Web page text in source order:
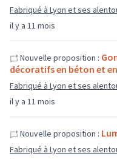
il y a 11 mois
Fabriqué à Lyon et ses
il y a 11 mois
Nouvelle proposition :
décoratifs en béton et
Fabriqué à Lyon et ses
Nouvelle proposition :
Fabriqué à Lyon et ses